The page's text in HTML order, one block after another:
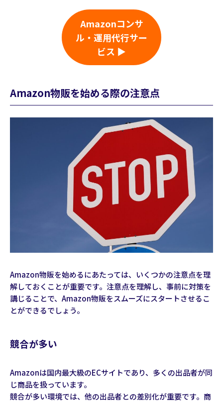
Amazonコンサ
ル・運用代行サー
ビス ▶
Amazon物販を始める際の注意点
Amazon物販を始めるにあたっては、いくつかの注意点を理
解しておくことが重要です。注意点を理解し、事前に対策を
講じることで、Amazon物販をスムーズにスタートさせるこ
とができるでしょう。
競合が多い
Amazonは国内最大級のECサイトであり、多くの出品者が同
じ商品を扱っています。
競合が多い環境では、他の出品者との差別化が重要です。商